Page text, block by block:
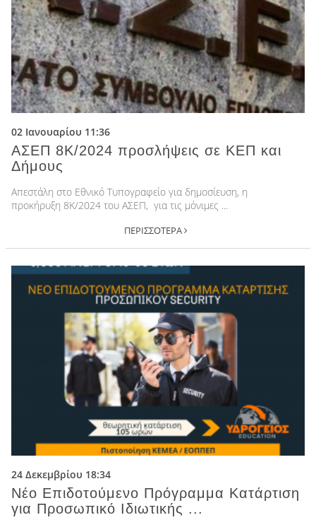
02 Ιανουαρίου 11:36
ΑΣΕΠ 8Κ/2024 προσλήψεις σε ΚΕΠ και
Δήμους
Απεστάλη στο Εθνικό Τυπογραφείο για δημοσίευση, η
προκήρυξη 8Κ/2024 του ΑΣΕΠ, για τις μόνιμες ...
ΠΕΡΙΣΣΟΤΕΡΑ
24 Δεκεμβρίου 18:34
Νέο Επιδοτούμενο Πρόγραμμα Κατάρτιση
για Προσωπικό Ιδιωτικής ...